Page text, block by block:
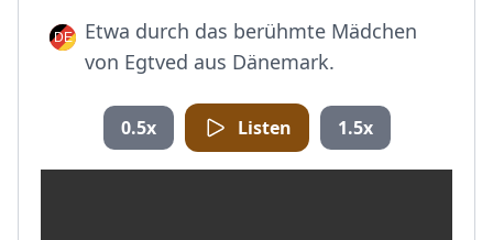
Etwa durch das berühmte Mädchen
von Egtved aus Dänemark.
0.5x Listen 1.5x